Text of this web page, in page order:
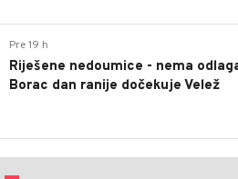
Pre 19 h
Riješene nedoumice - nema
Borac dan ranije dočekuje Velež